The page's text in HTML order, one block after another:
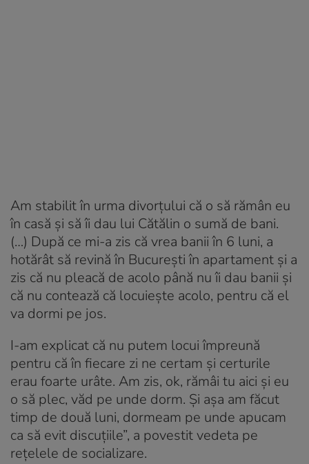
Am stabilit în urma divorțului că o să rămân eu
în casă și să îi dau lui Cătălin o sumă de bani.
(…) După ce mi-a zis că vrea banii în 6 luni, a
hotărât să revină în București în apartament și a
zis că nu pleacă de acolo până nu îi dau banii și
că nu contează că locuiește acolo, pentru că el
va dormi pe jos.
I-am explicat că nu putem locui împreună
pentru că în fiecare zi ne certam și certurile
erau foarte urâte. Am zis, ok, rămâi tu aici și eu
o să plec, văd pe unde dorm. Și așa am făcut
timp de două luni, dormeam pe unde apucam
ca să evit discuțiile”, a povestit vedeta pe
rețelele de socializare.